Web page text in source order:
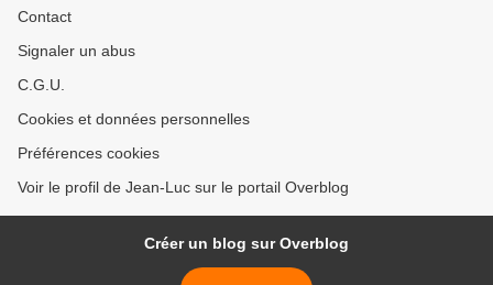
Contact
Signaler un abus
C.G.U.
Cookies et données personnelles
Préférences cookies
Voir le profil de Jean-Luc sur le portail Overblog
Créer un blog sur Overblog